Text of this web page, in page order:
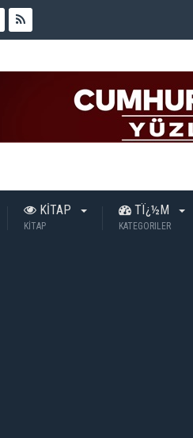
KİTAP
KİTAP
TÏ¿½M
KATEGORILER